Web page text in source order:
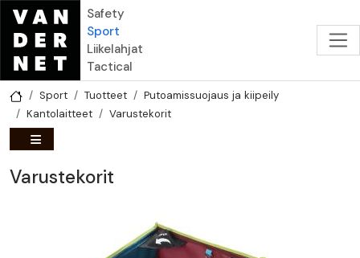
Hyppää pääsisältöön
Safety
Sport
Liikelahjat
Tactical
Sport Tuotteet
Putoamissuojaus ja kiipeily
Kantolaitteet
Varustekorit
Varustekorit